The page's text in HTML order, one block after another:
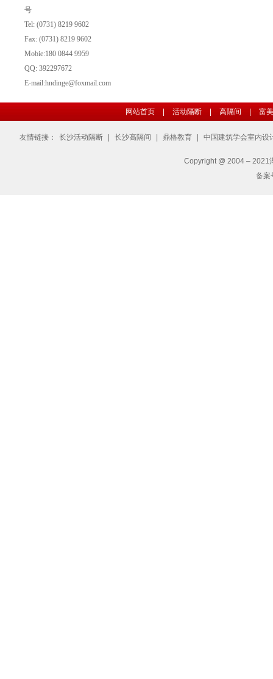
号
Tel: (0731) 8219 9602
Fax: (0731) 8219 9602
Mobie:180 0844 9959
QQ: 392297672
E-mail:hndinge@foxmail.com
网站首页 活动隔断 高隔间 富
友情链接： 长沙活动隔断 长沙高隔间 鼎格教育 中国建筑学会室内设
Copyright @ 2004 – 2021
备案